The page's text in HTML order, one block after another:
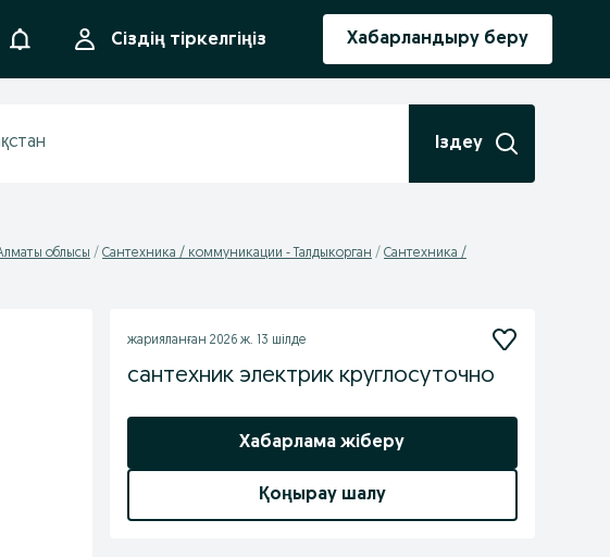
АқпараттандыруСіздің тіркелгіңіз Хабарландыру беру
Іздеу
облысы Сантехника / коммуникации - Талдыкорган
Сантехника /
жарияланған 2026 ж. 13 шілде
сантехник электрик круглосуточно
Хабарлама жіберу
Қоңырау шалу